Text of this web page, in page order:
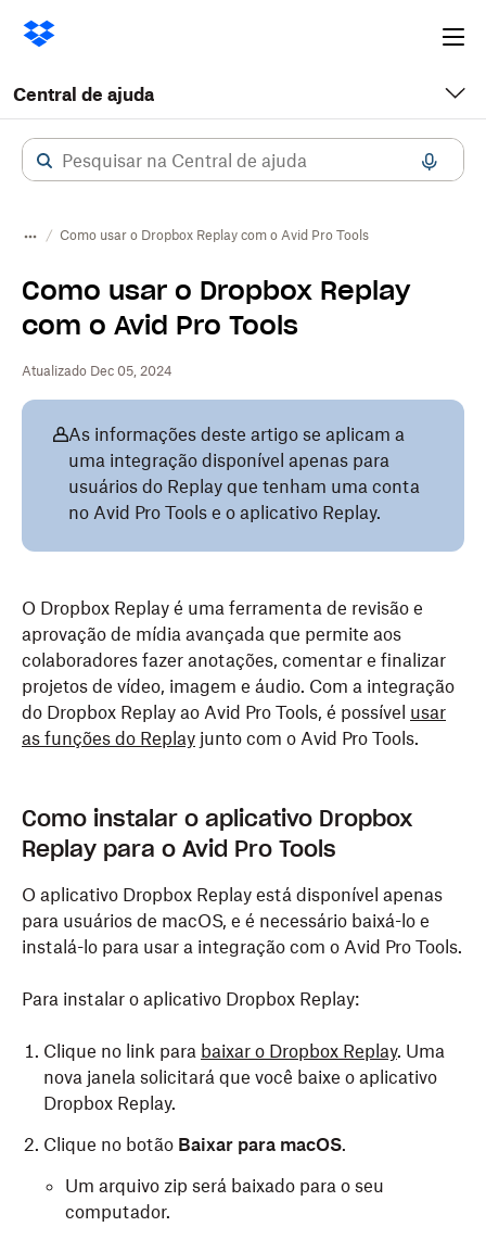
Central de ajuda
Como usar o Dropbox Replay com o Avid Pro Tools
Como usar o Dropbox Replay
com o Avid Pro Tools
Atualizado Dec 05, 2024
As informações deste artigo se aplicam a
uma integração disponível apenas para
usuários do Replay que tenham uma conta
no Avid Pro Tools e o aplicativo Replay.
O Dropbox Replay é uma ferramenta de revisão e
aprovação de mídia avançada que permite aos
colaboradores fazer anotações, comentar e finalizar
projetos de vídeo, imagem e áudio. Com a integração
do Dropbox Replay ao Avid Pro Tools, é possível usar
as funções do Replay junto com o Avid Pro Tools.
Como instalar o aplicativo Dropbox
Replay para o Avid Pro Tools
O aplicativo Dropbox Replay está disponível apenas
para usuários de macOS, e é necessário baixá-lo e
instalá-lo para usar a integração com o Avid Pro Tools.
Para instalar o aplicativo Dropbox Replay:
Clique no link para baixar o Dropbox Replay. Uma
nova janela solicitará que você baixe o aplicativo
Dropbox Replay.
Clique no botão Baixar para macOS.
Um arquivo zip será baixado para o seu
computador.